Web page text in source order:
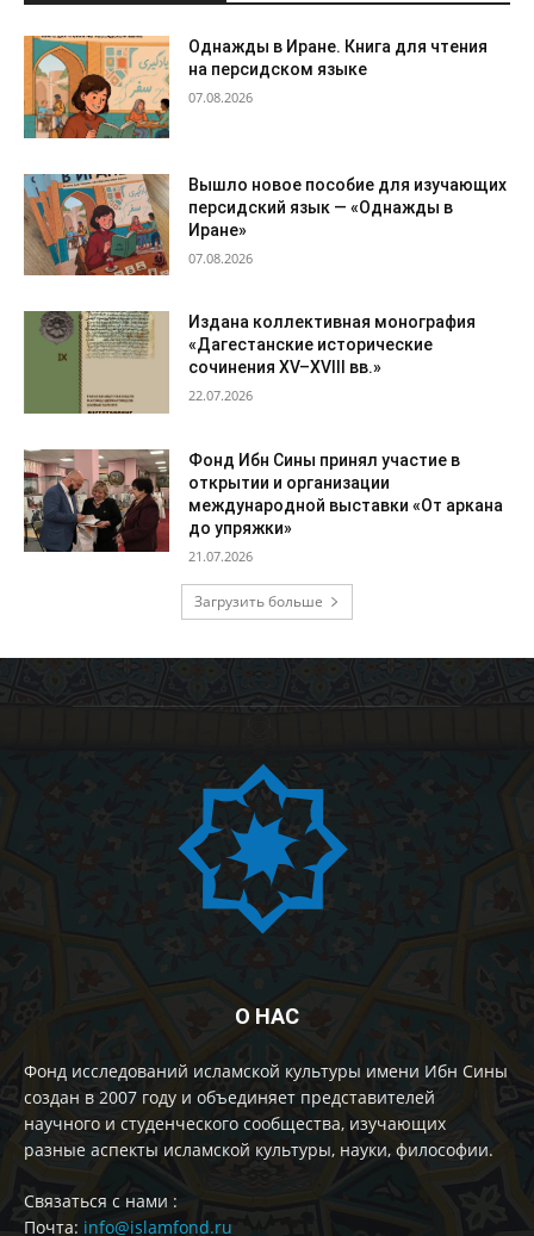
Однажды в Иране. Книга для чтения
на персидском языке
07.08.2026
Вышло новое пособие для изучающих
персидский язык — «Однажды в
Иране»
07.08.2026
Издана коллективная монография
«Дагестанские исторические
сочинения XV–XVIII вв.»
22.07.2026
Фонд Ибн Сины принял участие в
открытии и организации
международной выставки «От аркана
до упряжки»
21.07.2026
Загрузить больше
О НАС
Фонд исследований исламской культуры имени Ибн Сины
создан в 2007 году и объединяет представителей
научного и студенческого сообщества, изучающих
разные аспекты исламской культуры, науки, философии.
Cвязаться с нами :
Почта: info@islamfond.ru